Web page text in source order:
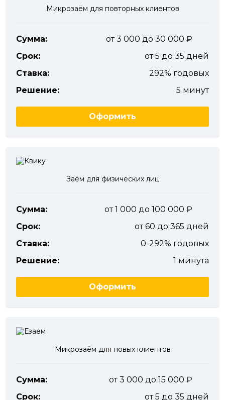
Микрозаём для повторных клиентов
Сумма:
от 3 000 до 30 000
Срок:
от 5 до 35 дней
Ставка:
292% годовых
Решение:
5 минут
Оформить
Заём для физических лиц
Сумма:
от 1 000 до 100 000
Срок:
от 60 до 365 дней
Ставка:
0-292% годовых
Решение:
1 минута
Оформить
Микрозаём для новых клиентов
Сумма:
от 3 000 до 15 000
Срок:
от 5 до 35 дней